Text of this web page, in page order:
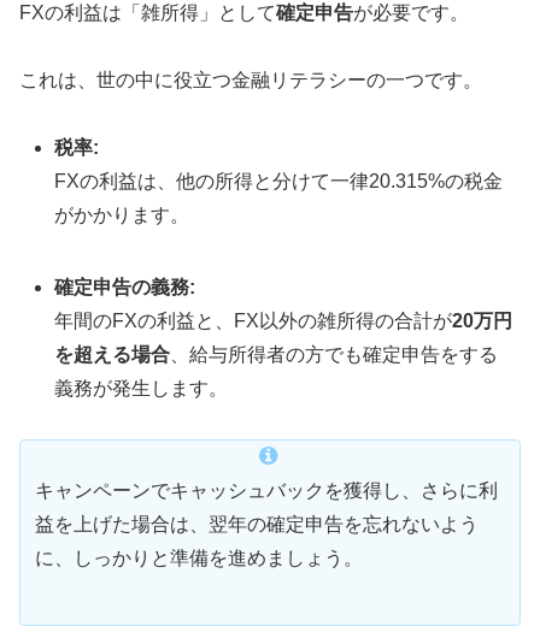
FXの利益は「雑所得」として確定申告が必要です。
これは、世の中に役立つ金融リテラシーの一つです。
税率:
FXの利益は、他の所得と分けて一律20.315%の税金
がかかります。
確定申告の義務:
年間のFXの利益と、FX以外の雑所得の合計が20万円
を超える場合 、給与所得者の方でも確定申告をする
義務が発生します。
キャンペーンでキャッシュバックを獲得し、さらに利
益を上げた場合は、翌年の確定申告を忘れないよう
に、しっかりと準備を進めましょう。